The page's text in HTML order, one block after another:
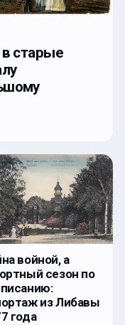
старые
войной, а
сезон по
из Либавы
года